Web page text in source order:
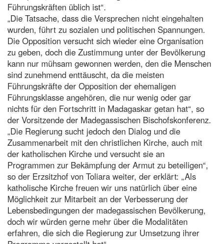
Führungskräften üblich ist“.
„Die Tatsache, dass die Versprechen nicht eingehalten
wurden, führt zu sozialen und politischen Spannungen.
Die Opposition versucht sich wieder eine Organisation
zu geben, doch die Zustimmung unter der Bevölkerung
kann nur mühsam gewonnen werden, den die Menschen
sind zunehmend enttäuscht, da die meisten
Führungskräfte der Opposition der ehemaligen
Führungsklasse angehören, die nur wenig oder gar
nichts für den Fortschritt in Madagaskar getan hat“, so
der Vorsitzende der Madegassischen Bischofskonferenz.
„Die Regierung sucht jedoch den Dialog und die
Zusammenarbeit mit den christlichen Kirche, auch mit
der katholischen Kirche und versucht sie an
Programmen zur Bekämpfung der Armut zu beteiligen“,
so der Erzsitzhof von Toliara weiter, der erklärt: „Als
katholische Kirche freuen wir uns natürlich über eine
Möglichkeit zur Mitarbeit an der Verbesserung der
Lebensbedingungen der madegassischen Bevölkerung,
doch wir würden gerne mehr über die Modalitäten
erfahren, die sich die Regierung zur Umsetzung ihrer